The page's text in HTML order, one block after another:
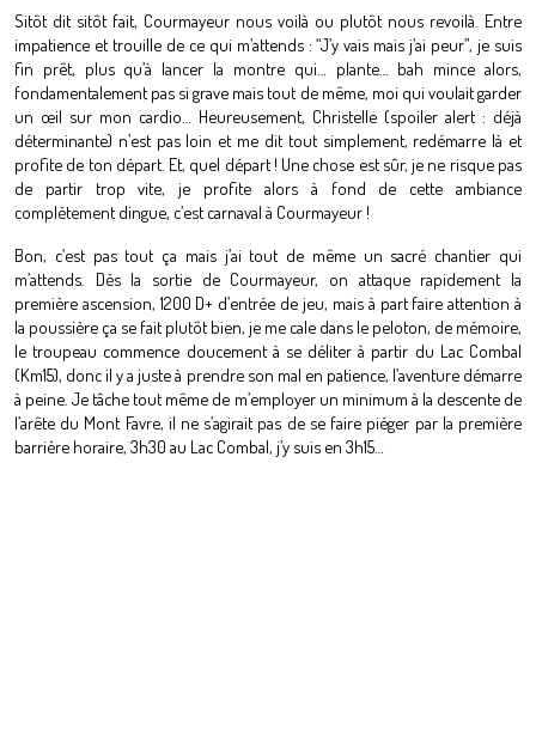
Sitôt dit sitôt fait, Courmayeur nous voilà ou plutôt nous revoilà. Entre
impatience et trouille de ce qui m’attends : “J’y vais mais j’ai peur”, je suis
fin prêt, plus qu’à lancer la montre qui… plante… bah mince alors,
fondamentalement pas si grave mais tout de même, moi qui voulait garder
un œil sur mon cardio… Heureusement, Christelle (spoiler alert : déjà
déterminante) n’est pas loin et me dit tout simplement, redémarre là et
profite de ton départ. Et, quel départ ! Une chose est sûr, je ne risque pas
de partir trop vite, je profite alors à fond de cette ambiance
complètement dingue, c’est carnaval à Courmayeur !
Bon, c’est pas tout ça mais j’ai tout de même un sacré chantier qui
m’attends. Dès la sortie de Courmayeur, on attaque rapidement la
première ascension, 1200 D+ d’entrée de jeu, mais à part faire attention à
la poussière ça se fait plutôt bien, je me cale dans le peloton, de mémoire,
le troupeau commence doucement à se déliter à partir du Lac Combal
(Km15), donc il y a juste à prendre son mal en patience, l’aventure démarre
à peine. Je tâche tout même de m’employer un minimum à la descente de
l’arête du Mont Favre, il ne s’agirait pas de se faire piéger par la première
barrière horaire, 3h30 au Lac Combal, j’y suis en 3h15…